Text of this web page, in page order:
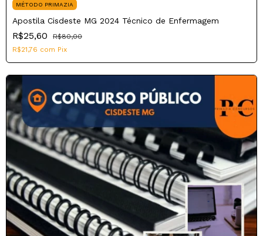
MÉTODO PRIMAZIA
Apostila Cisdeste MG 2024 Técnico de Enfermagem
R$25,60
R$80,00
R$21,76 com Pix